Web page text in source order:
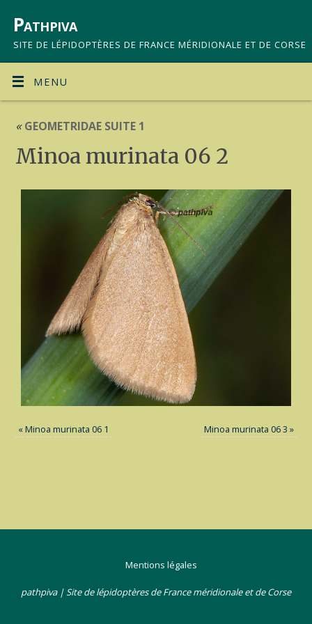
Pathpiva
SITE DE LÉPIDOPTÈRES DE FRANCE MÉRIDIONALE ET DE CORSE
MENU
«GEOMETRIDAE SUITE 1
Minoa murinata 06 2
«Minoa murinata 06 1 Minoa murinata 06 3 »
Mentions légales
pathpiva | Site de lépidoptères de France méridionale et de Corse